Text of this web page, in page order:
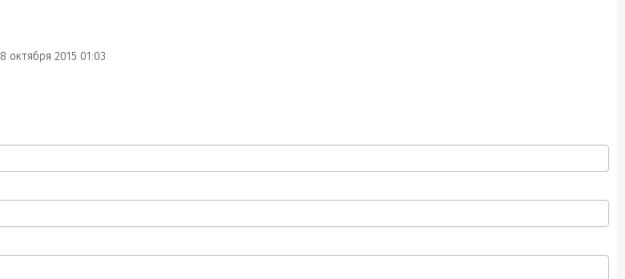
8 октября 2015 01:03